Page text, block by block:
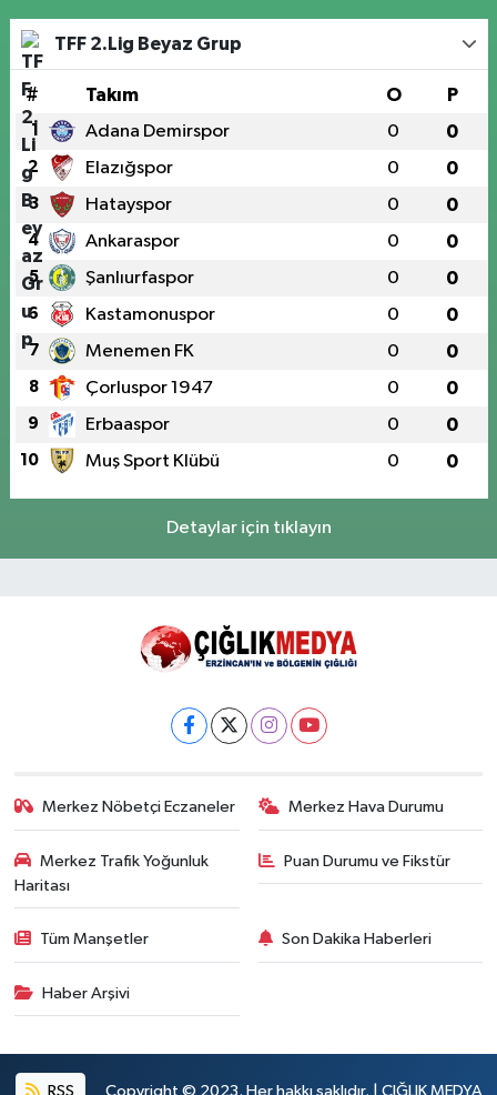
TFF 2.Lig Beyaz Grup
# Takım O P
1 Adana Demirspor 0 0
2 Elazığspor 0 0
3 Hatayspor 0 0
4 Ankaraspor 0 0
5 Şanlıurfaspor 0 0
6 Kastamonuspor 0 0
7 Menemen FK 0 0
8 Çorluspor 1947 0 0
9 Erbaaspor 0 0
10 Muş Sport Klübü 0 0
Detaylar için tıklayın
Merkez Nöbetçi Eczaneler Merkez Hava Durumu
Merkez Trafik Yoğunluk
Haritası
Puan Durumu ve Fikstür
Tüm Manşetler Son Dakika Haberleri
Haber Arşivi
RSS Copyright © 2023. Her hakkı saklıdır. | ÇIĞLIK MEDYA